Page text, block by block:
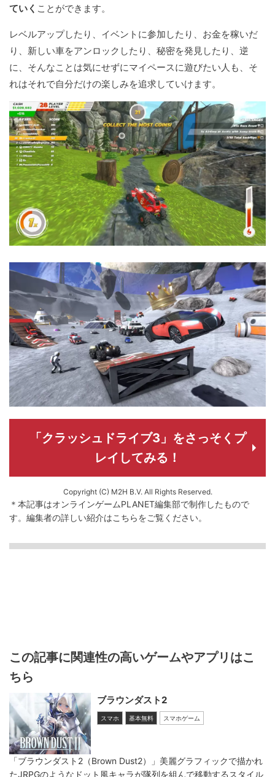
ていく ことができます。
レベルアップしたり、イベントに参加したり、お金を稼いだ
り、新しい車をアンロックしたり、秘密を発見したり、逆
に、そんなことは気にせずにマイペースに遊びたい人も、そ
れはそれで自分だけの楽しみを追求していけます。
「クラッシュドライブ3」をさっそくプ
レイしてみる！
Copyright (C) M2H B.V. All Rights Reserved.
＊本記事はオンラインゲームPLANET編集部で制作したもので
す。 編集者の詳しい紹介はこちらをご覧ください。
この記事に関連性の高いゲームやアプリはこ
ちら
ブラウンダスト2
スマホ 基本無料 スマホゲーム
「ブラウンダスト2（Brown Dust2）」美麗グラフィックで描かれ
たJRPGのようなドット風キャラが隊列を組んで移動するスタイル